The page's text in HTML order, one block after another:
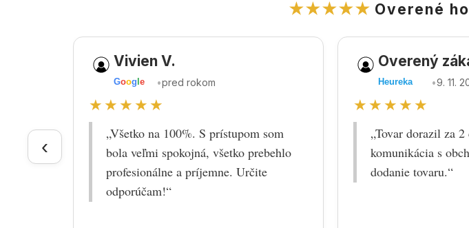
★★★★★ Overené
‹
Vivien V.
Goog le •pred rokom
★★★★★
„Všetko na 100%. S prístupom som
bola veľmi spokojná, všetko prebehlo
profesionálne a príjemne. Určite
odporúčam!“
Overený
Heureka •9. 11.
★★★★★
„Tovar dorazil za
komunikácia s
dodanie tovaru.“